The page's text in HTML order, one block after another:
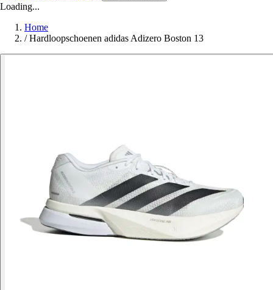
Loading...
Home
/ Hardloopschoenen adidas Adizero Boston 13